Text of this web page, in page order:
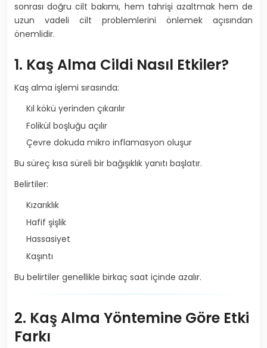
sonrası doğru cilt bakımı, hem tahrişi azaltmak hem de
uzun vadeli cilt problemlerini önlemek açısından
önemlidir.
1. Kaş Alma Cildi Nasıl Etkiler?
Kaş alma işlemi sırasında:
Kıl kökü yerinden çıkarılır
Folikül boşluğu açılır
Çevre dokuda mikro inflamasyon oluşur
Bu süreç kısa süreli bir bağışıklık yanıtı başlatır.
Belirtiler:
Kızarıklık
Hafif şişlik
Hassasiyet
Kaşıntı
Bu belirtiler genellikle birkaç saat içinde azalır.
2. Kaş Alma Yöntemine Göre Etki
Farkı